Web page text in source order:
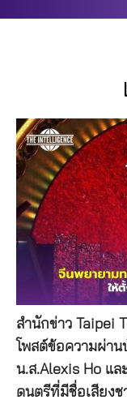
สำนักข่าว Taipei
โพสต์ข้อความผ่า
น.ส.Alexis Ho แ
ดนตรีที่มีชื่อเสียงช